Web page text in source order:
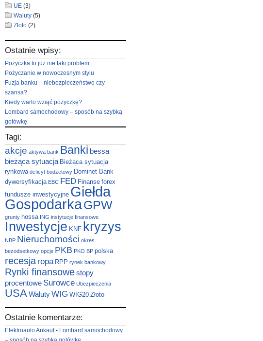
UE (3)
Waluty (5)
Złoto (2)
Ostatnie wpisy:
Pożyczka to już nie taki problem
Pożyczanie w nowoczesnym stylu
Fuzja banku – niebezpieczeństwo czy
szansa?
Kiedy warto wziąć pożyczkę?
Lombard samochodowy – sposób na szybką
gotówkę.
Tagi:
akcje aktywa bank Banki bessa
bieżąca sytuacja Bieżąca sytuacja
rynkowa deficyt budżetowy Dominet Bank
dywersyfikacja EBC FED Finanse forex
fundusze inwestycyjne Giełda
GospodarkaGPW
grunty hossa ING instytucje finansowe
Inwestycje KNF kryzys
NBP Nieruchomości okres
bezodsetkowy opcje PKB PKO BP polska
recesja ropa RPP rynek bankowy
Rynki finansowestopy
procentowe Surowce Ubezpieczenia
USAWalutyWIG WIG20 Złoto
Ostatnie komentarze:
Elektroauto Ankauf- Lombard samochodowy